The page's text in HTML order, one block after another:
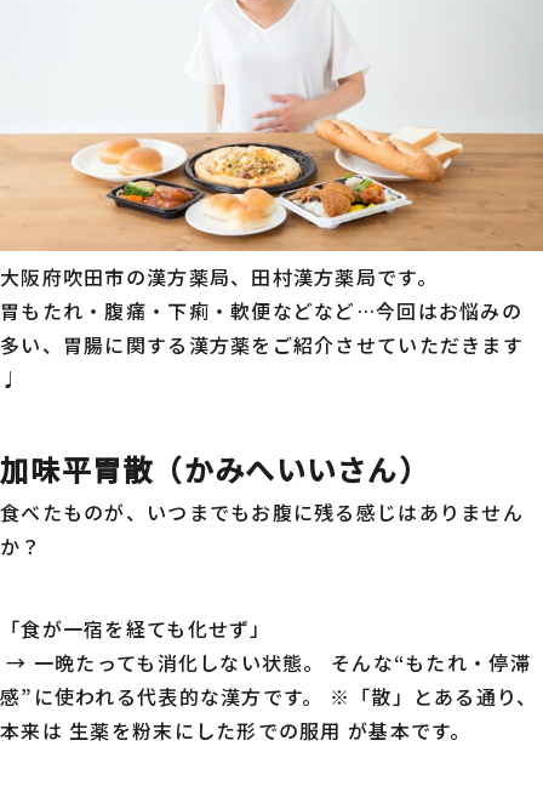
大阪府吹田市の漢方薬局、田村漢方薬局です。
胃もたれ・腹痛・下痢・軟便などなど…今回はお悩みの
多い、胃腸に関する漢方薬をご紹介させていただきます
♩
加味平胃散（かみへいいさん）
食べたものが、いつまでもお腹に残る感じはありません
か？
「食が一宿を経ても化せず」
→ 一晩たっても消化しない状態。 そんな“もたれ・停滞
感”に使われる代表的な漢方です。 ※「散」とある通り、
本来は 生薬を粉末にした形での服用 が基本です。